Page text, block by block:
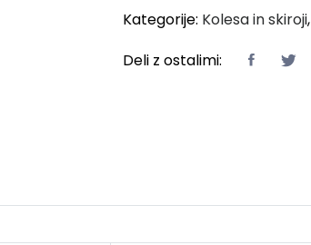
Kategorije: Kolesa in skiroji,
Deli z ostalimi: